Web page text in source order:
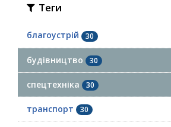
Теги
благоустрій 30
будівництво 30
спецтехніка 30
транспорт 30